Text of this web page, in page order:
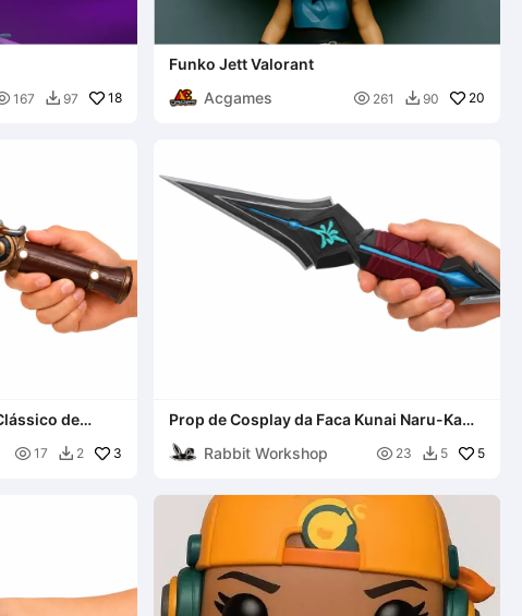
167  97 18
Funko Jett Valorant
Acgames
 261  90 20
de
 17  2 3
Prop de Cosplay da Faca Kunai Naru-Kami
Rabbit Workshop
 23  5 5